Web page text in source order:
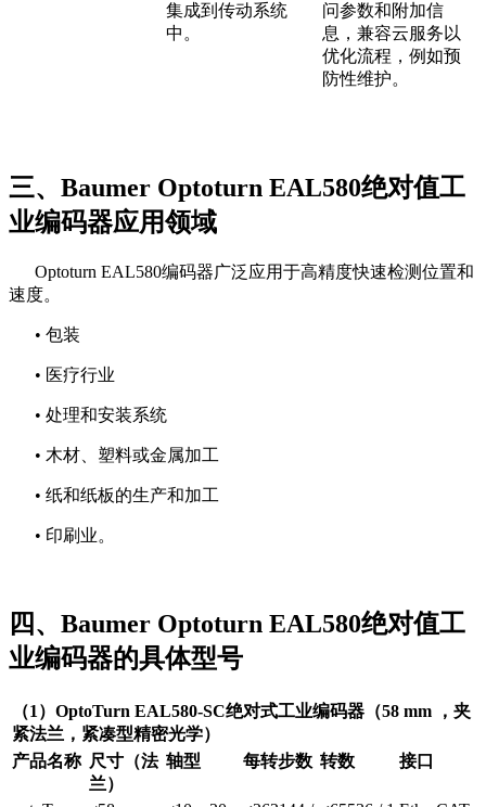
集成到传动系统
中。
问参数和附加信
息，兼容云服务以
优化流程，例如预
防性维护。
三、Baumer Optoturn EAL580绝对值工
业编码器应用领域
Optoturn EAL580编码器广泛应用于高精度快速检测位置和
速度。
• 包装
• 医疗行业
• 处理和安装系统
• 木材、塑料或金属加工
• 纸和纸板的生产和加工
• 印刷业。
四、Baumer Optoturn EAL580绝对值工
业编码器的具体型号
（1）OptoTurn EAL580-SC绝对式工业编码器（58 mm ，夹
紧法兰，紧凑型精密光学）
产品名称 尺寸（法
兰）
轴型 每转步数 转数 接口